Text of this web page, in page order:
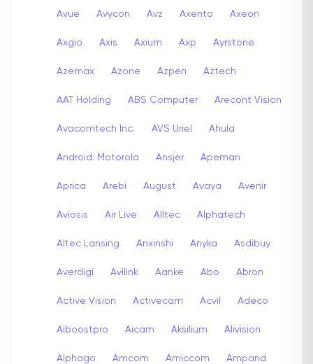
Avue Avycon Avz Axenta Axeon
Axgio Axis Axium Axp Ayrstone
Azemax Azone Azpen Aztech
AAT Holding ABS Computer Arecont Vision
Avacomtech Inc. AVS Uriel Ahula
Android: Motorola Ansjer Apeman
Aprica Arebi August Avaya Avenir
Aviosis Air Live Alltec Alphatech
Altec Lansing Anxinshi Anyka Asdibuy
Averdigi Avilink Aanke Abo Abron
Active Vision Activecam Acvil Adeco
Aiboostpro Aicam Aksilium Alivision
Alphago Amcom Amiccom Ampand